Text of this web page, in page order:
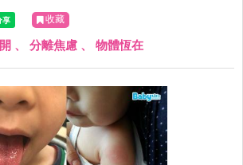
收藏
、 分離焦慮 、 物體恆在